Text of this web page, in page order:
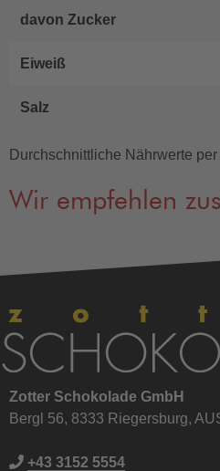
davon Zucker
Eiweiß
Salz
Durchschnittliche Nährwerte per
Wir empfehlen
Zotter Schokolade GmbH
Bergl 56, 8333 Riegersburg,
+43 3152 5554